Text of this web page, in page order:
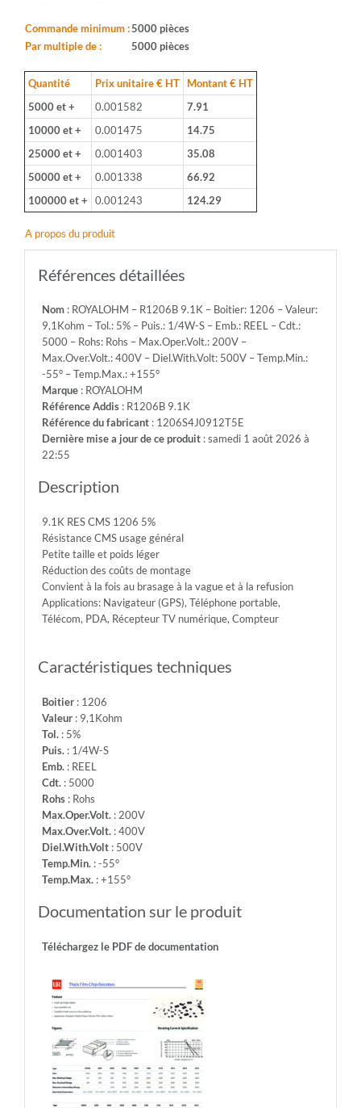
1206
-
9,1Kohm
-
Tol.:
5%
-
Puis.:
1/4W-
S
-
-
Cdt.:
Rohs:
Rohs
-
Max.Oper.Volt.:
200V
-
Max.Over.Volt.:
400V
-55°
-
Temp.Max.:
+155°
Commande minimum :5000 pièces
Par multiple de :
5000 pièces
Quantité Prix unitaire € HT
Montant € HT
5000 et +
0.001582
7.91
10000 et +
0.001475
14.75
25000 et +
0.001403
35.08
50000 et +
0.001338
66.92
100000 et +
0.001243 124.29
A propos du produit
Références détaillées
Nom: ROYALOHM – R1206B 9.1K – Boitier: 1206 – Valeur:
9,1Kohm – Tol.: 5% – Puis.: 1/4W-S – Emb.: REEL – Cdt.:
5000 – Rohs: Rohs – Max.Oper.Volt.: 200V –
Max.Over.Volt.: 400V – Diel.With.Volt: 500V – Temp.Min.:
-55° – Temp.Max.: +155°
Marque: ROYALOHM
Référence Addis: R1206B 9.1K
Référence du fabricant: 1206S4J0912T5E
Dernière mise a jour de ce produit: samedi 1 août 2026 à
22:55
Description
9.1K RES CMS 1206 5%
Résistance CMS usage général
Petite taille et poids léger
Réduction des coûts de montage
Convient à la fois au brasage à la vague et à la refusion
Applications: Navigateur (GPS), Téléphone portable,
Télécom, PDA, Récepteur TV numérique, Compteur
Caractéristiques techniques
Boitier: 1206
Valeur: 9,1Kohm
Tol.: 5%
Puis.: 1/4W-S
Emb.: REEL
Cdt.: 5000
Rohs: Rohs
Max.Oper.Volt.: 200V
Max.Over.Volt.: 400V
Diel.With.Volt: 500V
Temp.Min.: -55°
Temp.Max.: +155°
Documentation sur le produit
Téléchargez le PDF de documentation